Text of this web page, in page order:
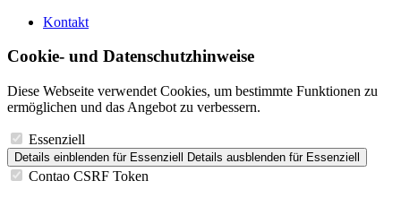
Kontakt
Cookie- und Datenschutzhinweise
Diese Webseite verwendet Cookies, um bestimmte Funktionen zu
ermöglichen und das Angebot zu verbessern.
Essenziell
Details einblenden für Essenziell Details ausblenden für Essenziell
Contao CSRF Token